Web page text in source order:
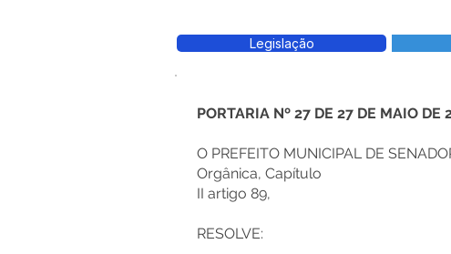
Legislação
PORTARIA Nº 27 DE 27 DE MAIO DE
O PREFEITO MUNICIPAL DE
Orgânica, Capítulo
II artigo 89,
RESOLVE: